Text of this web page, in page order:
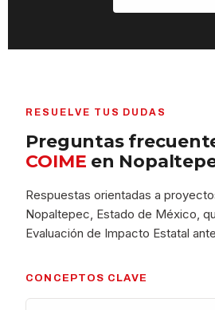
RESUELVE TUS DUDAS
Preguntas
COIME en
Respuestas orientadas a
Nopaltepec, Estado de México,
Evaluación de Impacto Estatal
CONCEPTOS CLAVE